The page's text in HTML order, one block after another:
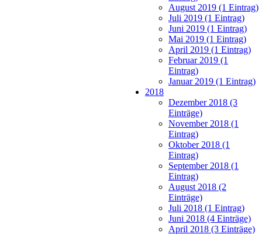
August 2019 (1 Eintrag)
Juli 2019 (1 Eintrag)
Juni 2019 (1 Eintrag)
Mai 2019 (1 Eintrag)
April 2019 (1 Eintrag)
Februar 2019 (1
Eintrag)
Januar 2019 (1 Eintrag)
2018
Dezember 2018 (3
Einträge)
November 2018 (1
Eintrag)
Oktober 2018 (1
Eintrag)
September 2018 (1
Eintrag)
August 2018 (2
Einträge)
Juli 2018 (1 Eintrag)
Juni 2018 (4 Einträge)
April 2018 (3 Einträge)